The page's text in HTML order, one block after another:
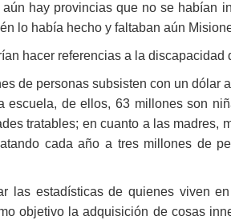
hay provincias que no se habían
lo había hecho y faltaban aún
hacer referencias a la discapacidad
de personas subsisten con un
escuela, de ellos, 63 millones son
tratables; en cuanto a las
cada año a tres millones de
las estadísticas de quienes viven
objetivo la adquisición de cosas